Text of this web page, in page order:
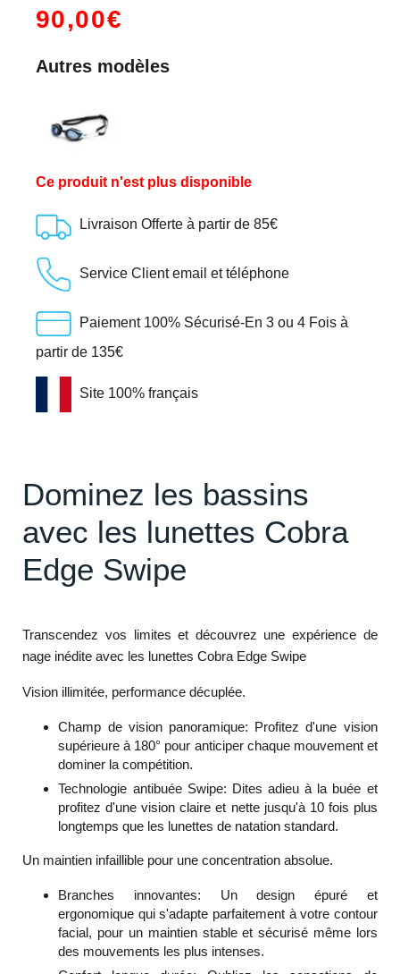
90,00€
Autres modèles
Ce produit n'est plus disponible
Livraison Offerte à partir de 85€
Service Client email et téléphone
Paiement 100% Sécurisé-En 3 ou 4 Fois à
partir de 135€
Site 100% français
Dominez les bassins
avec les lunettes Cobra
Edge Swipe
Transcendez vos limites et découvrez une expérience de
nage inédite avec les lunettes Cobra Edge Swipe
Vision illimitée, performance décuplée.
Champ de vision panoramique: Profitez d'une vision
supérieure à 180° pour anticiper chaque mouvement et
dominer la compétition.
Technologie antibuée Swipe: Dites adieu à la buée et
profitez d'une vision claire et nette jusqu'à 10 fois plus
longtemps que les lunettes de natation standard.
Un maintien infaillible pour une concentration absolue.
Branches innovantes: Un design épuré et
ergonomique qui s'adapte parfaitement à votre contour
facial, pour un maintien stable et sécurisé même lors
des mouvements les plus intenses.